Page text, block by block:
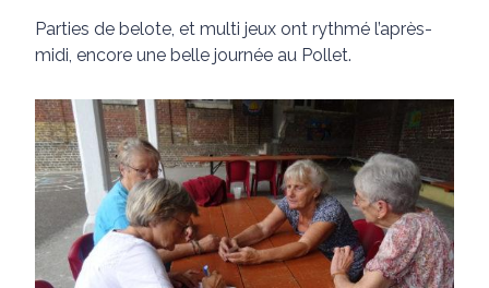
Parties de belote, et multi jeux ont rythmé l’après-
midi, encore une belle journée au Pollet.